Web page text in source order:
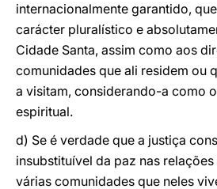
internacionalmente garantido,
carácter pluralístico e
Cidade Santa, assim como aos
comunidades que ali residem ou
a visitam, considerando-a como
espiritual.
d) Se é verdade que a justiça
insubstituível da paz nas
várias comunidades que neles